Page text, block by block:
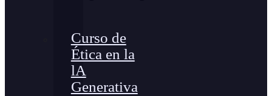
Curso de
Ética en la
lA
Generativa